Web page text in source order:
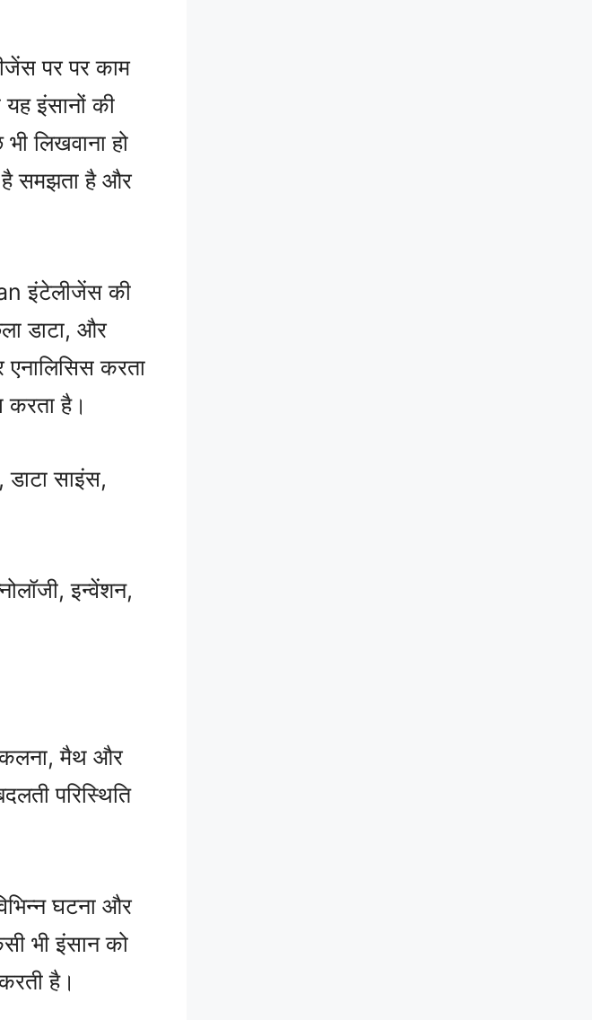
पर पर काम
इंसानों की
लिखवाना हो
है समझता है और
इंटेलीजेंस की
डाटा, और
करता
करता है।
साइंस,
इन्वेंशन,
मैथ और
परिस्थिति
घटना और
भी इंसान को
है।